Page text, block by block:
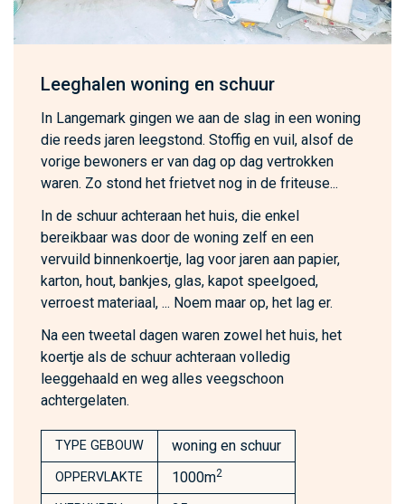
Leeghalen woning en schuur
In Langemark gingen we aan de slag in een woning
die reeds jaren leegstond. Stoffig en vuil, alsof de
vorige bewoners er van dag op dag vertrokken
waren. Zo stond het frietvet nog in de friteuse...
In de schuur achteraan het huis, die enkel
bereikbaar was door de woning zelf en een
vervuild binnenkoertje, lag voor jaren aan papier,
karton, hout, bankjes, glas, kapot speelgoed,
verroest materiaal, ... Noem maar op, het lag er.
Na een tweetal dagen waren zowel het huis, het
koertje als de schuur achteraan volledig
leeggehaald en weg alles veegschoon
achtergelaten.
TYPE GEBOUW woning en schuur
OPPERVLAKTE 1000m2